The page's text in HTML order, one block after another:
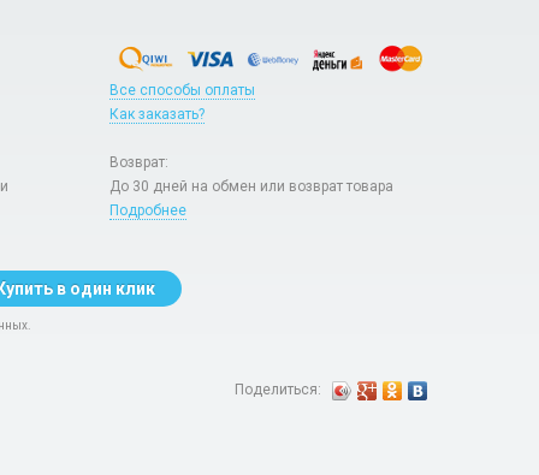
Все способы оплаты
Как заказать?
Возврат:
До 30 дней на обмен или возврат товара
Подробнее
Купить в один клик
Поделиться: